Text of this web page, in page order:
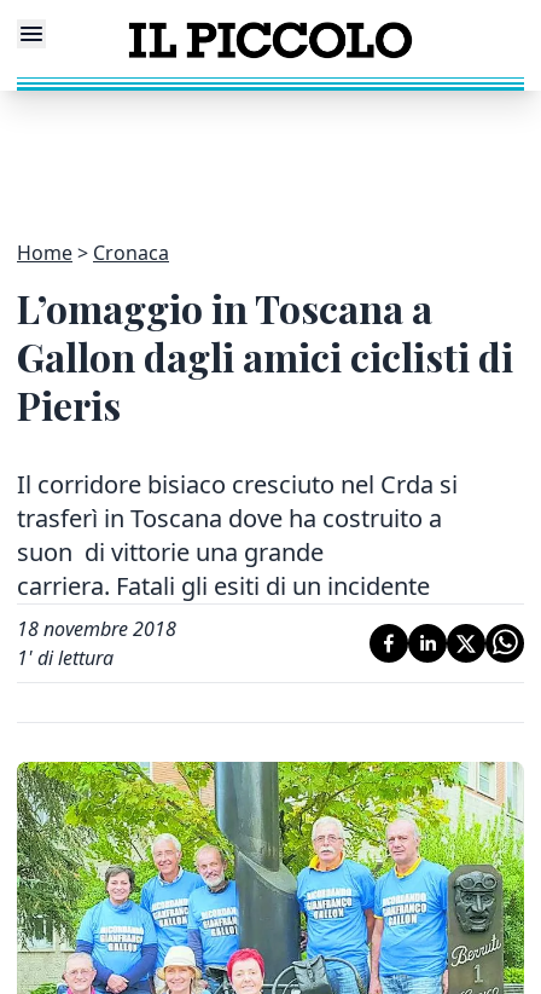
Home Cronaca
L’omaggio in Toscana a
Gallon dagli amici ciclisti di
Pieris
Il corridore bisiaco cresciuto nel Crda si
trasferì in Toscana dove ha costruito a
suon di vittorie una grande
carriera. Fatali gli esiti di un incidente
18 novembre 2018
1' di lettura